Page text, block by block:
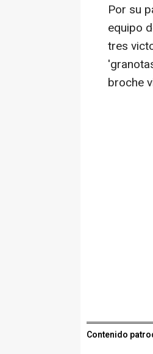
Por su
equipo
tres
broche
Contenido